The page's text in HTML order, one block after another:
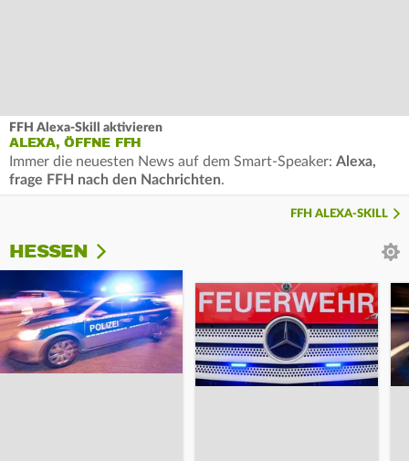
FFH Alexa-Skill aktivieren
ALEXA, ÖFFNE FFH
Immer die neuesten News auf dem Smart-Speaker: Alexa,
frage FFH nach den Nachrichten.
FFH ALEXA-SKILL
HESSEN